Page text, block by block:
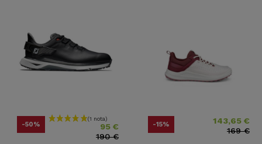
-50% Precio 95 €
Precio base
190 €
-15% Precio143,65 €
Precio base
169 €